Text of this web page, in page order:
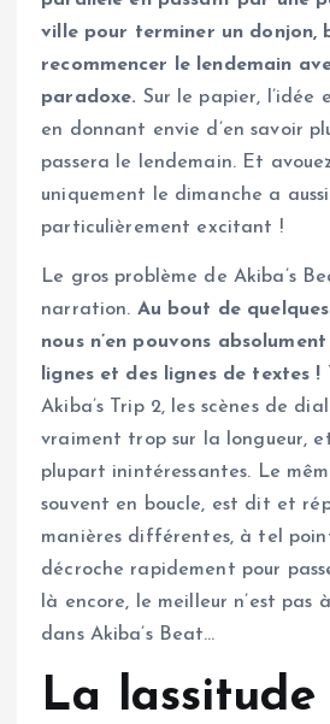
ville pour terminer un donjon,
recommencer le lendemain
paradoxe. Sur le papier, l’idée
en donnant envie d’en savoir
passera le lendemain. Et
uniquement le dimanche a
particulièrement excitant !
Le gros problème de Akiba’s
narration. Au bout de
nous n’en pouvons
lignes et des lignes de textes !
Akiba’s Trip 2, les scènes de
vraiment trop sur la longueur,
plupart inintéressantes. Le
souvent en boucle, est dit et
manières différentes, à tel
décroche rapidement pour
là encore, le meilleur n’est pas
dans Akiba’s Beat…
La lassitude